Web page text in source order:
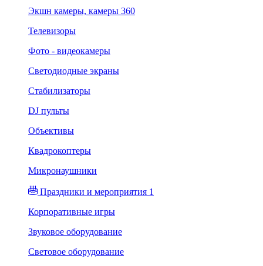
Экшн камеры, камеры 360
Телевизоры
Фото - видеокамеры
Светодиодные экраны
Стабилизаторы
DJ пульты
Объективы
Квадрокоптеры
Микронаушники
Праздники и мероприятия 1
Корпоративные игры
Звуковое оборудование
Световое оборудование